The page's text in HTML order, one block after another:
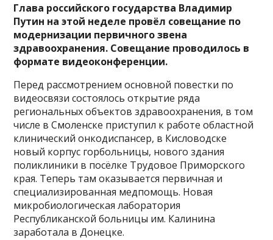
Глава российского государства Владимир
Путин на этой неделе провёл совещание по
модернизации первичного звена
здравоохранения. Совещание проводилось в
формате видеоконференции.
Перед рассмотрением основной повестки по
видеосвязи состоялось открытие ряда
региональных объектов здравоохранения, в том
числе в Смоленске приступил к работе областной
клинический онкодиспансер, в Кисловодске
новый корпус горбольницы, нового здания
поликлиники в посёлке Трудовое Приморского
края. Теперь там оказывается первичная и
специализированная медпомощь. Новая
микробиологическая лаборатория
Республиканской больницы им. Калинина
заработала в Донецке.